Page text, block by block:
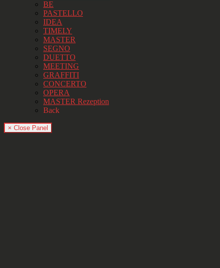
BE
PASTELLO
IDEA
TIMELY
MASTER
SEGNO
DUETTO
MEETING
GRAFFITI
CONCERTO
OPERA
MASTER Rezeption
Back
× Close Panel